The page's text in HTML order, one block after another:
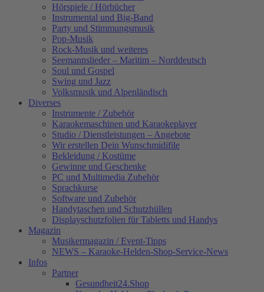
Hörspiele / Hörbücher
Instrumental und Big-Band
Party und Stimmungsmusik
Pop-Musik
Rock-Musik und weiteres
Seemannslieder – Maritim – Norddeutsch
Soul und Gospel
Swing und Jazz
Volksmusik und Alpenländisch
Diverses
Instrumente / Zubehör
Karaokemaschinen und Karaokeplayer
Studio / Dienstleistungen – Angebote
Wir erstellen Dein Wunschmidifile
Bekleidung / Kostüme
Gewinne und Geschenke
PC und Multimedia Zubehör
Sprachkurse
Software und Zubehör
Handytaschen und Schutzhüllen
Displayschutzfolien für Tabletts und Handys
Magazin
Musikermagazin / Event-Tipps
NEWS – Karaoke-Helden-Shop-Service-News
Infos
Partner
Gesundheit24.Shop